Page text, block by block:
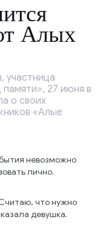
Алых
участница
27 июня в
о своих
«Алые
невозможно
лично.
что нужно
девушка.